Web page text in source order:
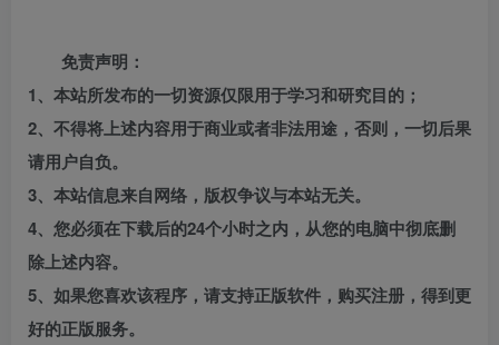
免责声明：
1、本站所发布的一切资源仅限用于学习和研究目的；
2、不得将上述内容用于商业或者非法用途，否则，一切后果
请用户自负。
3、本站信息来自网络，版权争议与本站无关。
4、您必须在下载后的24个小时之内，从您的电脑中彻底删
除上述内容。
5、如果您喜欢该程序，请支持正版软件，购买注册，得到更
好的正版服务。